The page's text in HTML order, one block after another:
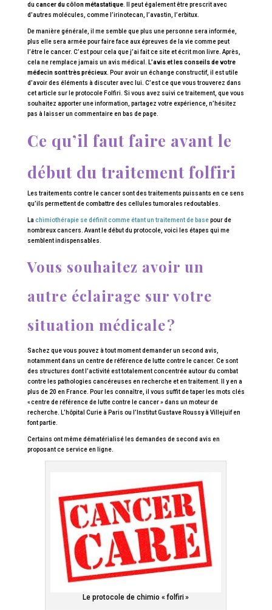
du cancer du côlon métastatique. Il peut également être prescrit avec
d’autres molécules, comme l’irinotecan, l’avastin, l’erbitux.
De manière générale, il me semble que plus une personne sera informée,
plus elle sera armée pour faire face aux épreuves de la vie comme peut
l’être le cancer. C’est pour cela que j’ai fait ce site et écrit mon livre. Après,
cela ne remplace jamais un avis médical.
L’avis et les conseils de votre
médecin sont très précieux. Pour avoir un échange constructif, il est utile
d’avoir des éléments à discuter avec lui. C’est ce que vous trouverez dans
cet article sur le protocole Folfiri. Si vous avez suivi ce traitement, que vous
souhaitez apporter une information, partagez votre expérience, n’hésitez
pas à laisser un commentaire en bas de page.
Ce qu’il faut faire avant le
début du traitement folfiri
Les traitements contre le cancer sont des traitements puissants en ce sens
qu’ils permettent de combattre des cellules tumorales redoutables.
La chimiothérapie se définit comme étant un traitement de basepour de
nombreux cancers. Avant le début du protocole, voici les étapes qui me
semblent indispensables.
Vous souhaitez avoir un
autre éclairage sur votre
situation médicale ?
Sachez que vous pouvez à tout moment demander un second avis,
notamment dans un centre de référence de lutte contre le cancer. Ce sont
des structures dont l’activité est totalement concentrée autour du combat
contre les pathologies cancéreuses en recherche et en traitement. Il y en a
plus de 20 en France. Pour les connaître, il vous suffit de taper les mots clés
« centre de référence de lutte contre le cancer » dans un moteur de
recherche. L’hôpital Curie à Paris ou l’Institut Gustave Roussy à Villejuif en
font partie.
Certains ont même dématérialisé les demandes de second avis en
proposant ce service en ligne.
Le protocole de chimio « folfiri »